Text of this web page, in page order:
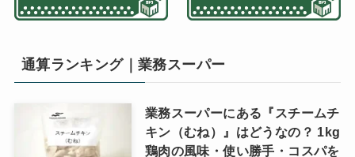
通算ランキング｜業務スーパー
業務スーパーにある『スチームチ
キン（むね）』はどうなの？ 1kg
鶏肉の風味・使い勝手・コスパを